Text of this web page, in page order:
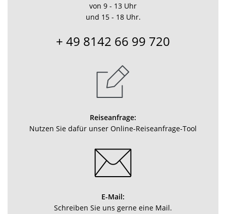
von 9 - 13 Uhr
und 15 - 18 Uhr.
+ 49 8142 66 99 720
Reiseanfrage:
Nutzen Sie dafür unser Online-Reiseanfrage-Tool
E-Mail:
Schreiben Sie uns gerne eine Mail.